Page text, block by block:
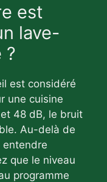
est
lave-
?
est considéré
une cuisine
48 dB, le bruit
Au-delà de
entendre
que le niveau
programme